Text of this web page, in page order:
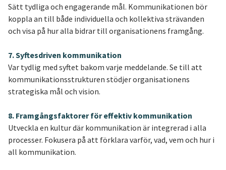
Sätt tydliga och engagerande mål. Kommunikationen bör
koppla an till både individuella och kollektiva strävanden
och visa på hur alla bidrar till organisationens framgång.
7. Syftesdriven kommunikation
Var tydlig med syftet bakom varje meddelande. Se till att
kommunikationsstrukturen stödjer organisationens
strategiska mål och vision.
8. Framgångsfaktorer för effektiv kommunikation
Utveckla en kultur där kommunikation är integrerad i alla
processer. Fokusera på att förklara varför, vad, vem och hur i
all kommunikation.